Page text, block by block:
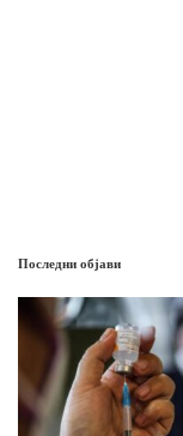
Последни објави